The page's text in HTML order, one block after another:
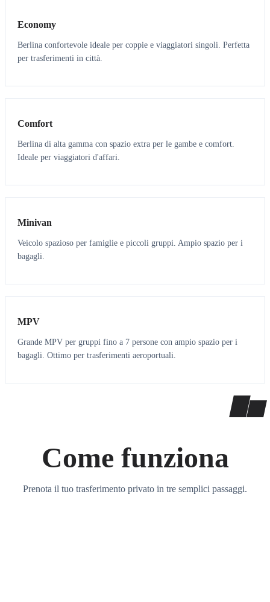
Economy
Berlina confortevole ideale per coppie e viaggiatori singoli. Perfetta
per trasferimenti in città.
3 3
Comfort
Berlina di alta gamma con spazio extra per le gambe e comfort.
Ideale per viaggiatori d'affari.
6 5
Minivan
Veicolo spazioso per famiglie e piccoli gruppi. Ampio spazio per i
bagagli.
7 7
MPV
Grande MPV per gruppi fino a 7 persone con ampio spazio per i
bagagli. Ottimo per trasferimenti aeroportuali.
Come funziona
Prenota il tuo trasferimento privato in tre semplici passaggi.